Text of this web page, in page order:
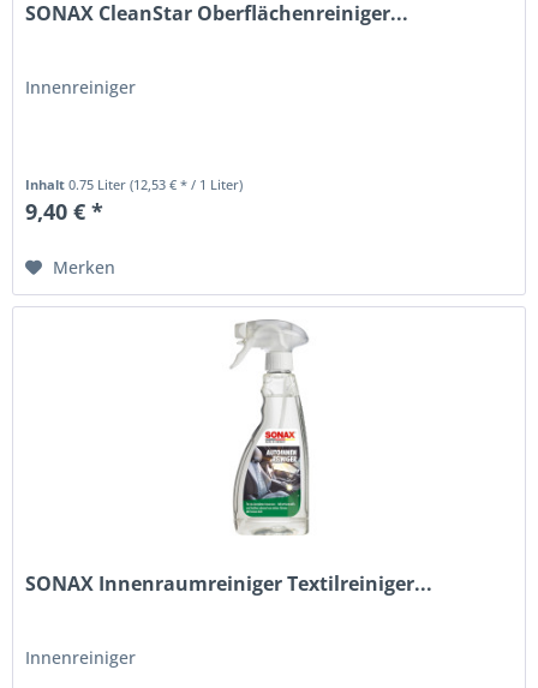
SONAX CleanStar Oberflächenreiniger...
Innenreiniger
Inhalt0.75 Liter(12,53 € * / 1 Liter)
9,40 € *
Merken
SONAX Innenraumreiniger Textilreiniger...
Innenreiniger